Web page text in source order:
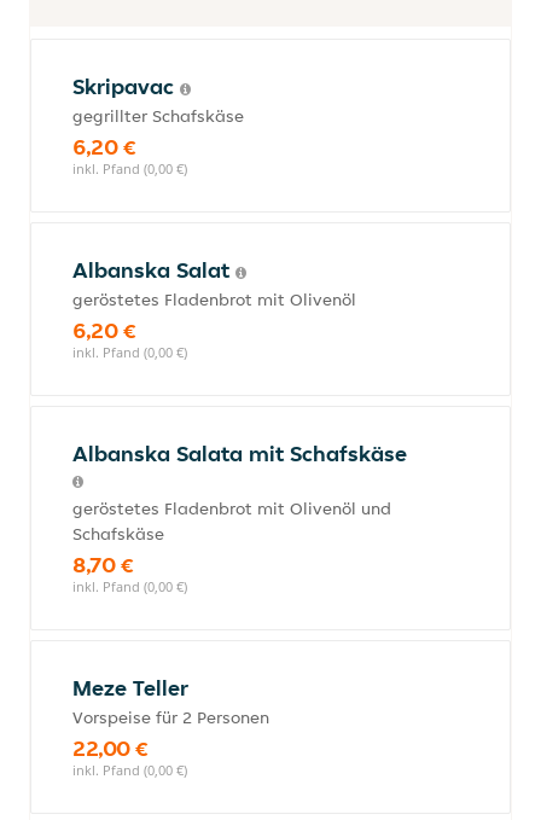
Skripavac
gegrillter Schafskäse
6,20 €
inkl. Pfand (0,00 €)
Albanska Salat
geröstetes Fladenbrot mit Olivenöl
6,20 €
inkl. Pfand (0,00 €)
Albanska Salata mit Schafskäse
geröstetes Fladenbrot mit Olivenöl und
Schafskäse
8,70 €
inkl. Pfand (0,00 €)
Meze Teller
Vorspeise für 2 Personen
22,00 €
inkl. Pfand (0,00 €)